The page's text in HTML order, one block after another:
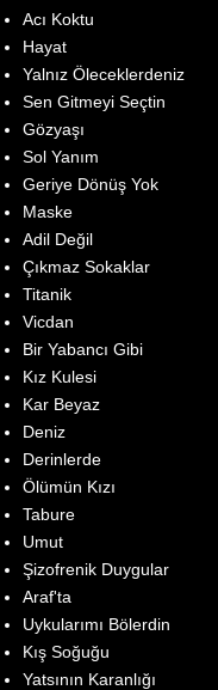
Acı Koktu
Hayat
Yalnız Öleceklerdeniz
Sen Gitmeyi Seçtin
Gözyaşı
Sol Yanım
Geriye Dönüş Yok
Maske
Adil Değil
Çıkmaz Sokaklar
Titanik
Vicdan
Bir Yabancı Gibi
Kız Kulesi
Kar Beyaz
Deniz
Derinlerde
Ölümün Kızı
Tabure
Umut
Şizofrenik Duygular
Araf'ta
Uykularımı Bölerdin
Kış Soğuğu
Yatsının Karanlığı